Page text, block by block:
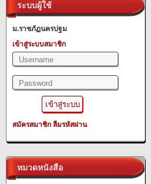
ระบบผู้ใช้
ม.ราชภัฏนครปฐม
เข้าสู่ระบบสมาชิก
สมัครสมาชิก ลืมรหัสผ่าน
หมวดหนังสือ